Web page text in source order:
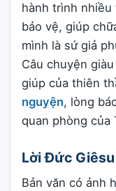
hành trình nhiều
bảo vệ, giúp
mình là sứ giả
Câu chuyện
giúp của thiên
nguyện, lòng
quan phòng của
Lời Đức
Bản văn có ảnh